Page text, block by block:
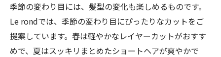
季節の変わり目には、髪型の変化も楽しめるものです。
Le rondでは、季節の変わり目にぴったりなカットをご
提案しています。春は軽やかなレイヤーカットがおすす
めで、夏はスッキリまとめたショートヘアが爽やかで